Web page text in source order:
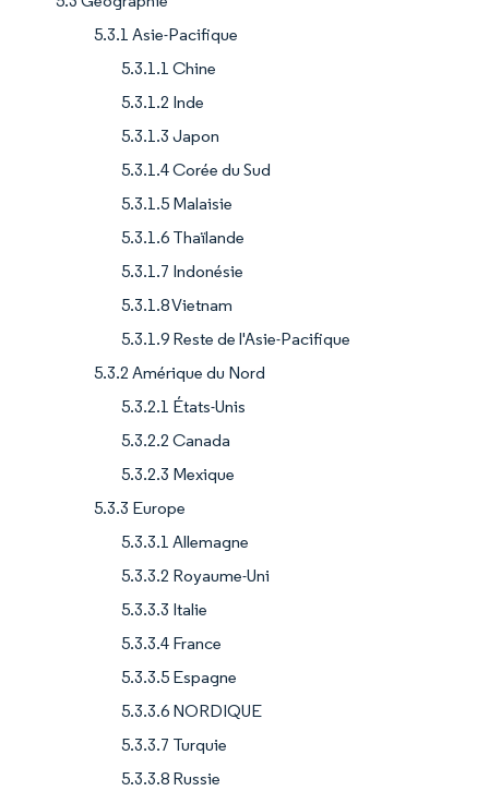
5.3.1 Asie-Pacifique
5.3.1.1 Chine
5.3.1.2 Inde
5.3.1.3 Japon
5.3.1.4 Corée du Sud
5.3.1.5 Malaisie
5.3.1.6 Thaïlande
5.3.1.7 Indonésie
5.3.1.8 Vietnam
5.3.1.9 Reste de l'Asie-Pacifique
5.3.2 Amérique du Nord
5.3.2.1 États-Unis
5.3.2.2 Canada
5.3.2.3 Mexique
5.3.3 Europe
5.3.3.1 Allemagne
5.3.3.2 Royaume-Uni
5.3.3.3 Italie
5.3.3.4 France
5.3.3.5 Espagne
5.3.3.6 NORDIQUE
5.3.3.7 Turquie
5.3.3.8 Russie